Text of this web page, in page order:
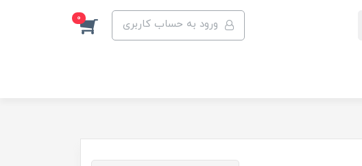
ورود به حساب کاربری 0